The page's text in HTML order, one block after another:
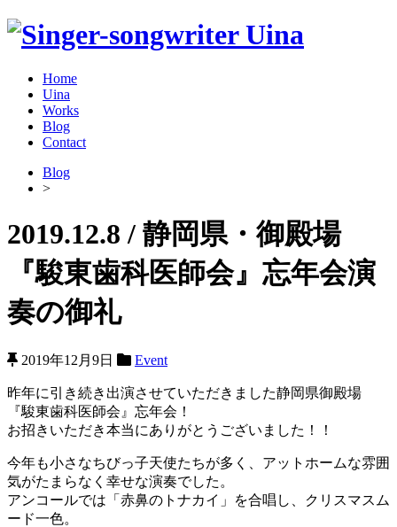
Home
Uina
Works
Blog
Contact
Blog
>
2019.12.8 / 静岡県・御殿場
『駿東歯科医師会』忘年会演
奏の御礼
2019年12月9日 Event
昨年に引き続き出演させていただきました静岡県御殿場
『駿東歯科医師会』忘年会！
お招きいただき本当にありがとうございました！！
今年も小さなちびっ子天使たちが多く、アットホームな雰囲
気がたまらなく幸せな演奏でした。
アンコールでは「赤鼻のトナカイ」を合唱し、クリスマスム
ード一色。